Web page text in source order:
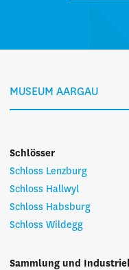
MUSEUM AARGAU
Schlösser
Schloss Lenzburg
Schloss Hallwyl
Schloss Habsburg
Schloss Wildegg
Sammlung und